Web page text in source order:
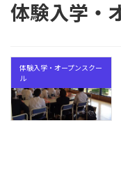
体験入学・
体験入学・オープンスクー
ル